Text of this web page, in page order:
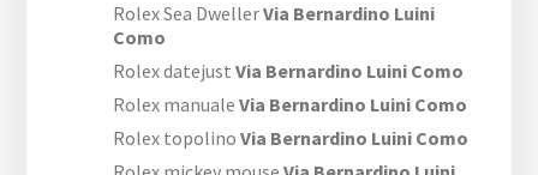
Rolex Sea DwellerVia Bernardino Luini
Como
Rolex datejust Via Bernardino Luini Como
Rolex manuale Via Bernardino Luini Como
Rolex topolino Via Bernardino Luini Como